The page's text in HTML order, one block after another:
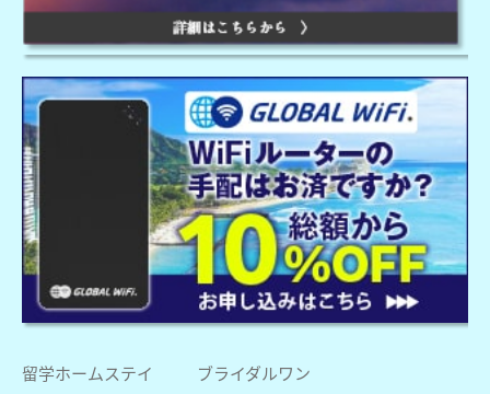
留学ホームステイ
ブライダルワン